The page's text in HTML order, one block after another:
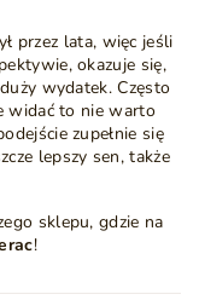
przez lata, więc jeśli
okazuje się,
wydatek. Często
widać to nie warto
zupełnie się
lepszy sen, także
sklepu, gdzie na
!